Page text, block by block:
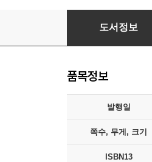
미국식 결혼
도서정보
품목정보
발행일
쪽수, 무게, 크기
ISBN13